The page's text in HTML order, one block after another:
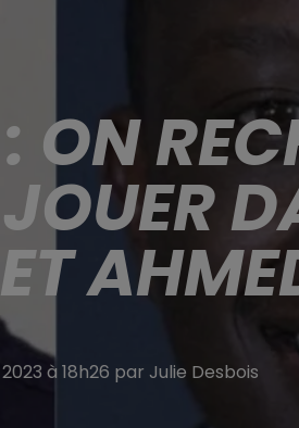
à 18h26 par Julie Desbois